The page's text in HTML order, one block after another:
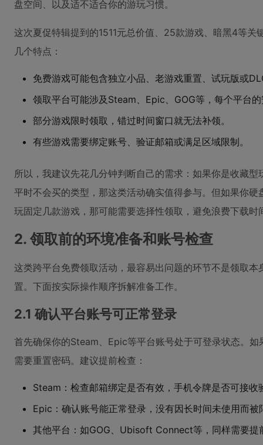
盘空间、以及适不适合你的游玩习惯。
这次夏促特辑提到的1511元总价值、25款游戏、暗黑4等
几个特点：
免费游戏可能包含独立小品、老游戏重置、试玩版或
领取平台可能涉及Steam、Epic、GOG等，每个平台
部分游戏限时领取，错过时间窗口就无法补领。
有些游戏需要绑定账号、验证邮箱或满足区域限制。
所以，我建议先花几分钟判断自己的需求：如果你是收藏
平时不会买的类型，那这类活动确实值得参与。但如果你
玩固定几款游戏，那可能需要选择性领取，避免浪费下载时
2. 领取前的环境准备和账号检查
这类跨平台免费领取活动，最容易出问题的环节不是领取
置。下面按实际操作顺序拆解准备工作。
2.1 确认平台账号可正常登录
首先确保你的Steam、Epic等平台账号处于可登录状态。
需要重置密码。建议提前检查：
Steam：检查邮箱绑定是否有效，手机令牌是否可接收
Epic：确认账号能正常登录，没有因长时间未使用而被
其他平台：如GOG、Ubisoft Connect等，同样需要提